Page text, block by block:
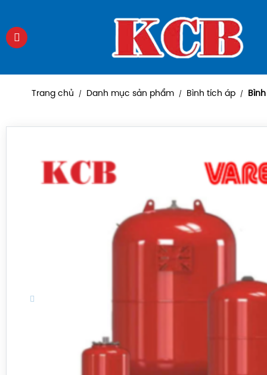
Trang chủ / Danh mục sản phẩm / Bình tích áp /